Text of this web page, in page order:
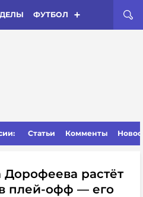
ФУТБОЛ
Статьи Комменты
растёт
плей-офф — его